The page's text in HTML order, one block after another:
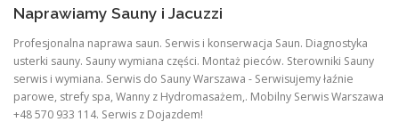
Naprawiamy Sauny i Jacuzzi
Profesjonalna naprawa saun. Serwis i konserwacja Saun. Diagnostyka
usterki sauny. Sauny wymiana części. Montaż pieców. Sterowniki Sauny
serwis i wymiana. Serwis do Sauny Warszawa - Serwisujemy łaźnie
parowe, strefy spa, Wanny z Hydromasażem,. Mobilny Serwis Warszawa
+48 570 933 114. Serwis z Dojazdem!